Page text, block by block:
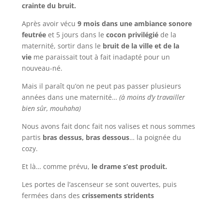
crainte du bruit.
Après avoir vécu 9 mois dans une ambiance sonore
feutréeet 5 jours dans le cocon privilégié de la
maternité, sortir dans le bruit de la ville et de la
vieme paraissait tout à fait inadapté pour un
nouveau-né.
Mais il paraît qu’on ne peut pas passer plusieurs
années dans une maternité… (à moins d’y travailler
bien sûr, mouhaha)
Nous avons fait donc fait nos valises et nous sommes
partis bras dessus, bras dessous… la poignée du
cozy.
Et là… comme prévu, le drame s’est produit.
Les portes de l’ascenseur se sont ouvertes, puis
fermées dans des crissements stridents